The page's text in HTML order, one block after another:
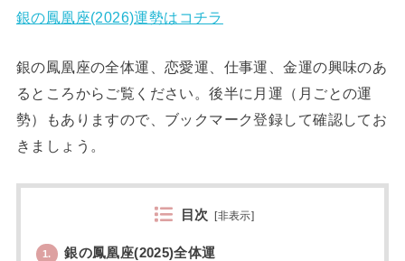
銀の鳳凰座(2026)運勢はコチラ
銀の鳳凰座の全体運、恋愛運、仕事運、金運の興味のあ
るところからご覧ください。後半に月運（月ごとの運
勢）もありますので、ブックマーク登録して確認してお
きましょう。
目次 [非表示]
1. 銀の鳳凰座(2025)全体運